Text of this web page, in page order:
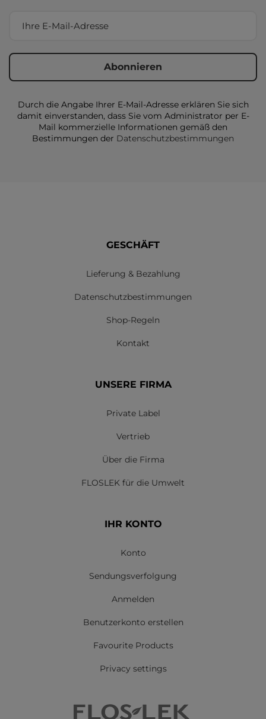
Durch die Angabe Ihrer E-Mail-Adresse erklären Sie sich
damit einverstanden, dass Sie vom Administrator per E-
Mail kommerzielle Informationen gemäß den
Bestimmungen der Datenschutzbestimmungen
GESCHÄFT
Lieferung & Bezahlung
Datenschutzbestimmungen
Shop-Regeln
Kontakt
UNSERE FIRMA
Private Label
Vertrieb
Über die Firma
FLOSLEK für die Umwelt
IHR KONTO
Konto
Sendungsverfolgung
Anmelden
Benutzerkonto erstellen
Favourite Products
Privacy settings